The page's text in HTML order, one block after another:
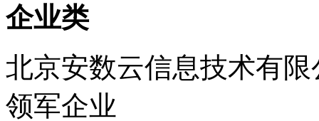
企业类
北京安数云信息技术有
领军企业